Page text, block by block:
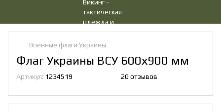
Военные флаги Украины
Флаг Украины ВСУ 600х900 мм
Артикул: 1234519 20 отзывов